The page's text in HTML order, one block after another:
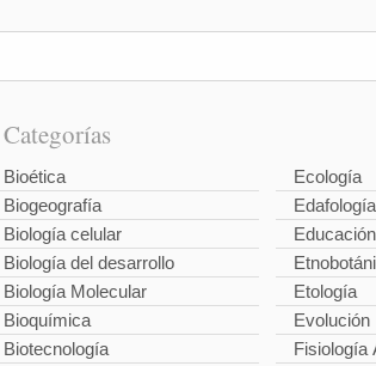
Categorías
Bioética
Biogeografía
Biología celular
Biología del desarrollo
Biología Molecular
Bioquímica
Biotecnología
Ecología
Edafología
Etología
Evolución
Fisiología